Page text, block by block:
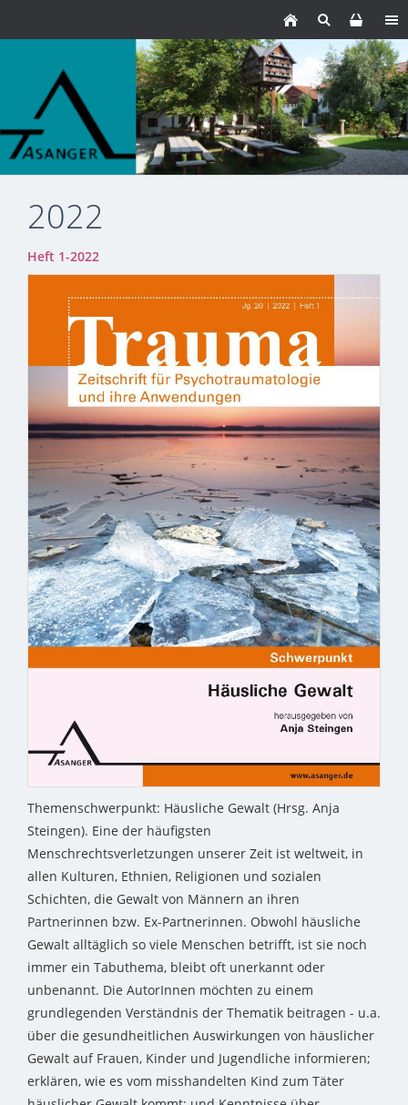
2022
Heft 1-2022
Themenschwerpunkt: Häusliche Gewalt (Hrsg. Anja
Steingen). Eine der häufigsten
Menschrechtsverletzungen unserer Zeit ist weltweit, in
allen Kulturen, Ethnien, Religionen und sozialen
Schichten, die Gewalt von Männern an ihren
Partnerinnen bzw. Ex-Partnerinnen. Obwohl häusliche
Gewalt alltäglich so viele Menschen betrifft, ist sie noch
immer ein Tabuthema, bleibt oft unerkannt oder
unbenannt. Die AutorInnen möchten zu einem
grundlegenden Verständnis der Thematik beitragen - u.a.
über die gesundheitlichen Auswirkungen von häuslicher
Gewalt auf Frauen, Kinder und Jugendliche informieren;
erklären, wie es vom misshandelten Kind zum Täter